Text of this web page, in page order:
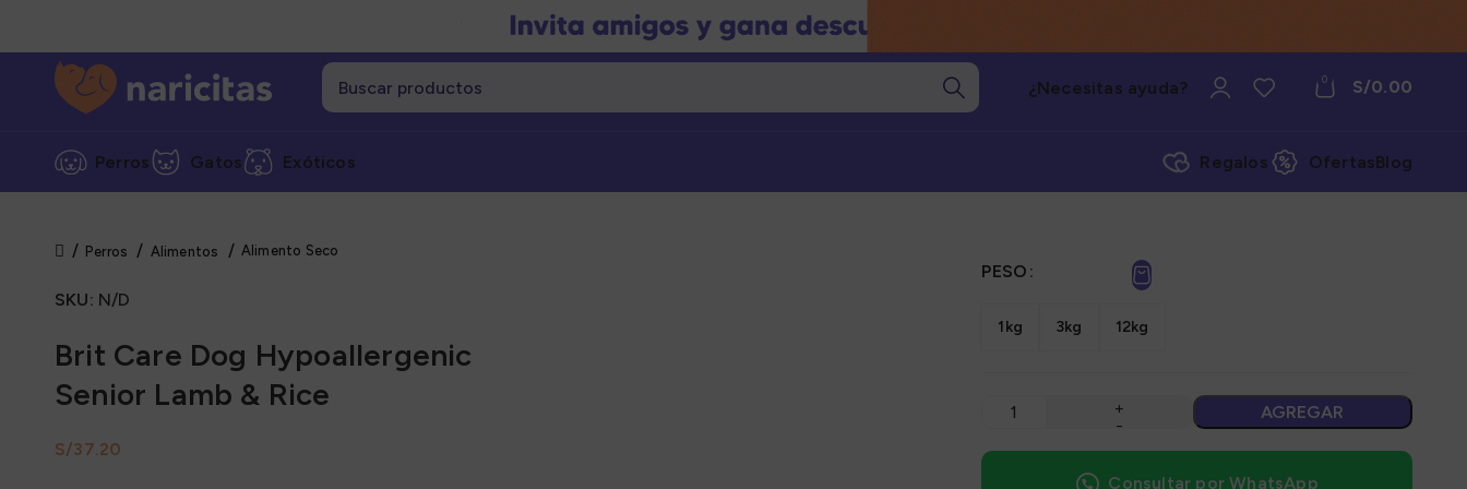
¿Necesitas ayuda? 0 S/0.00
Perros Gatos Exóticos Regalos OfertasBlog
Perros Alimentos Alimento Seco
SKU: N/D
Brit Care Dog Hypoallergenic
Senior Lamb & Rice
S/
PESO
1kg 3kg 12kg
AGREGAR
Consultar por WhatsApp